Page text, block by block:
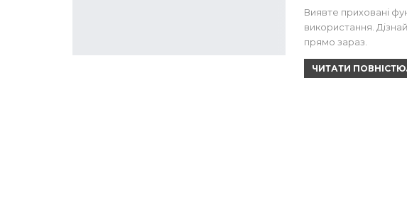
Виявте приховані
використання.
прямо зараз.
ЧИТАТИ